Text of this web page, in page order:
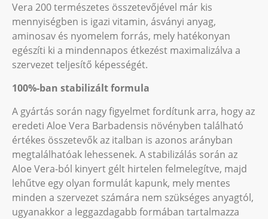
Vera 200 természetes összetevőjével már kis
mennyiségben is igazi vitamin, ásványi anyag,
aminosav és nyomelem forrás, mely hatékonyan
egészíti ki a mindennapos étkezést maximalizálva a
szervezet teljesítő képességét.
100%-ban stabilizált formula
A gyártás során nagy figyelmet fordítunk arra, hogy az
eredeti Aloe Vera Barbadensis növényben található
értékes összetevők az italban is azonos arányban
megtalálhatóak lehessenek. A stabilizálás során az
Aloe Vera-ból kinyert gélt hirtelen felmelegítve, majd
lehűtve egy olyan formulát kapunk, mely mentes
minden a szervezet számára nem szükséges anyagtól,
ugyanakkor a leggazdagabb formában tartalmazza